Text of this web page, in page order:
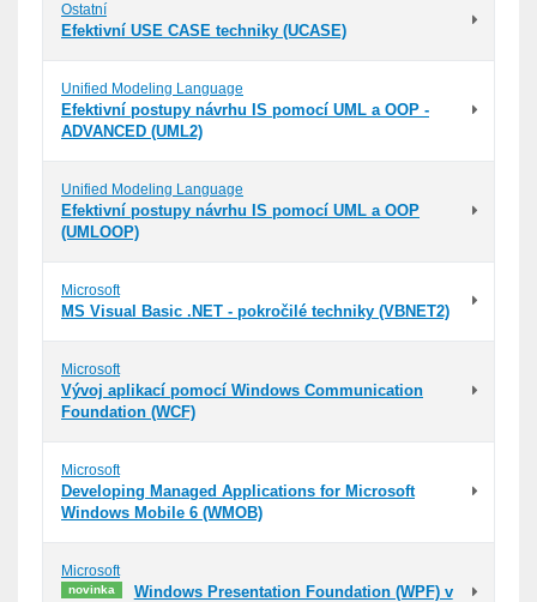
Ostatní
Efektivní USE CASE techniky (UCASE)
Unified Modeling Language
Efektivní postupy návrhu IS pomocí UML a OOP -
ADVANCED (UML2)
Unified Modeling Language
Efektivní postupy návrhu IS pomocí UML a OOP
(UMLOOP)
Microsoft
MS Visual Basic .NET - pokročilé techniky (VBNET2)
Microsoft
Vývoj aplikací pomocí Windows Communication
Foundation (WCF)
Microsoft
Developing Managed Applications for Microsoft
Windows Mobile 6 (WMOB)
Microsoft
novinka
Windows Presentation Foundation (WPF) v